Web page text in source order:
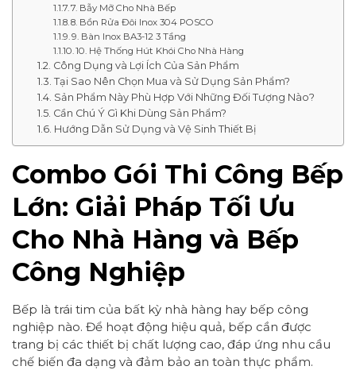
7. Bẫy Mỡ Cho Nhà Bếp
8. Bồn Rửa Đôi Inox 304 POSCO
9. Bàn Inox BA3-12 3 Tầng
10. Hệ Thống Hút Khói Cho Nhà Hàng
Công Dụng và Lợi Ích Của Sản Phẩm
Tại Sao Nên Chọn Mua và Sử Dụng Sản Phẩm?
Sản Phẩm Này Phù Hợp Với Những Đối Tượng Nào?
Cần Chú Ý Gì Khi Dùng Sản Phẩm?
Hướng Dẫn Sử Dụng và Vệ Sinh Thiết Bị
Combo Gói Thi Công Bếp
Lớn: Giải Pháp Tối Ưu
Cho Nhà Hàng và Bếp
Công Nghiệp
Bếp là trái tim của bất kỳ nhà hàng hay bếp công
nghiệp nào. Để hoạt động hiệu quả, bếp cần được
trang bị các thiết bị chất lượng cao, đáp ứng nhu cầu
chế biến đa dạng và đảm bảo an toàn thực phẩm.